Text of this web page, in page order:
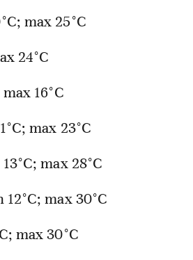
max 25°C
24°C
16°C
max 23°C
max 28°C
12°C; max 30°C
max 30°C